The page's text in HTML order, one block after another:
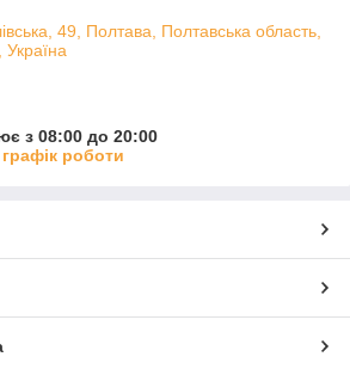
49, Полтава, Полтавська область,
з 08:00 до 20:00
роботи